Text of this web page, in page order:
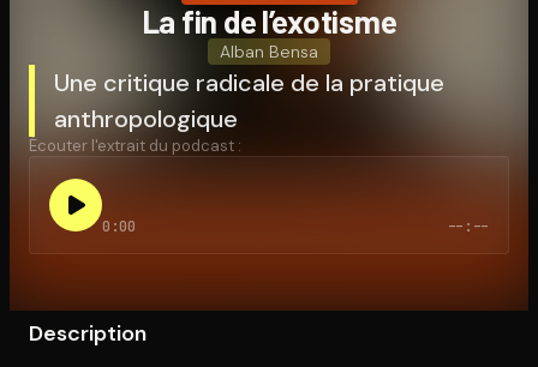
Ouvre l'app Appareil photo, pointe sur le code. C'est gratuit à
La fin de l’exotisme
Alban Bensa
Une critique radicale de la pratique
anthropologique
Écouter l'extrait du podcast :
0:00 --:--
Description